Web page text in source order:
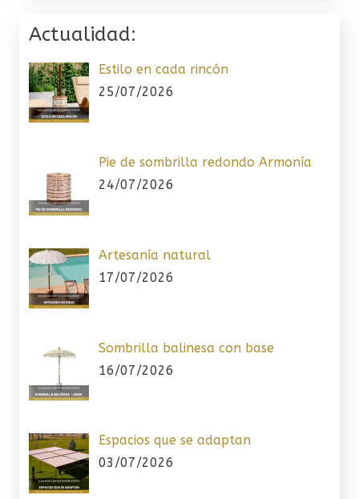
Actualidad:
Estilo en cada rincón
25/07/2026
Pie de sombrilla redondo Armonía
24/07/2026
Artesanía natural
17/07/2026
Sombrilla balinesa con base
16/07/2026
Espacios que se adaptan
03/07/2026